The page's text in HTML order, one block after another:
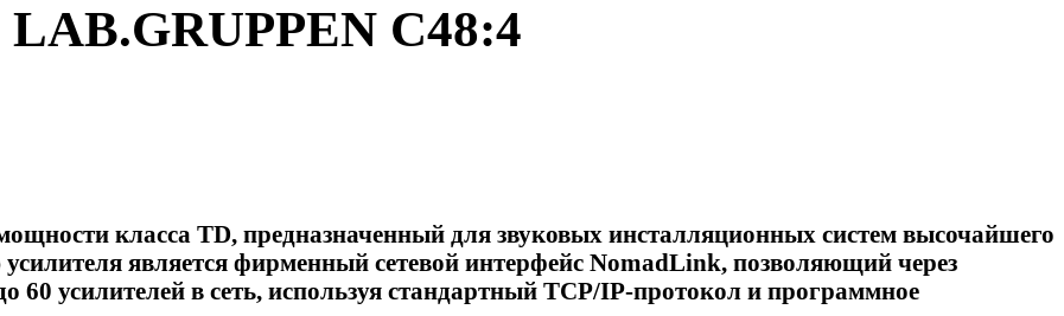
LAB.GRUPPEN C48:4
класса TD, предназначенный для звуковых инсталляционных систем высочайшего
является фирменный сетевой интерфейс NomadLink, позволяющий через
60 усилителей в сеть, используя стандартный TCP/IP-протокол и программное